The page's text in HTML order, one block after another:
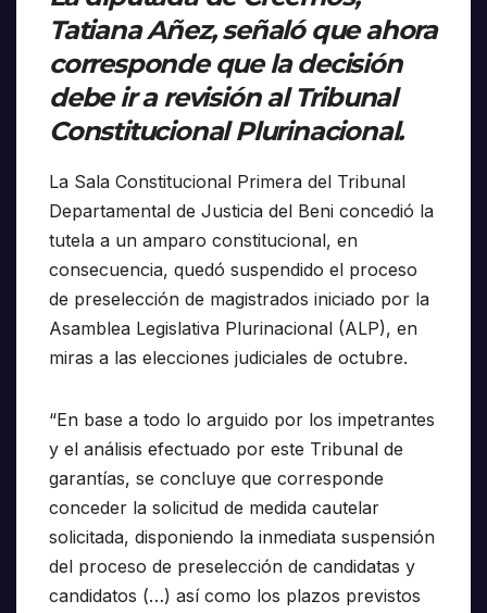
Tatiana Añez, señaló que ahora
corresponde que la decisión
debe ir a revisión al Tribunal
Constitucional Plurinacional.
La Sala Constitucional Primera del Tribunal
Departamental de Justicia del Beni concedió la
tutela a un amparo constitucional, en
consecuencia, quedó suspendido el proceso
de preselección de magistrados iniciado por la
Asamblea Legislativa Plurinacional (ALP), en
miras a las elecciones judiciales de octubre.
“En base a todo lo arguido por los impetrantes
y el análisis efectuado por este Tribunal de
garantías, se concluye que corresponde
conceder la solicitud de medida cautelar
solicitada, disponiendo la inmediata suspensión
del proceso de preselección de candidatas y
candidatos (…) así como los plazos previstos